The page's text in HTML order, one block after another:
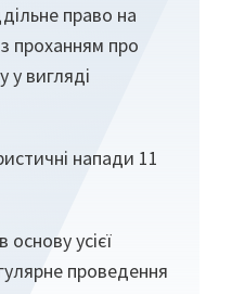
право на
проханням про
у вигляді
напади 11
усієї
проведення